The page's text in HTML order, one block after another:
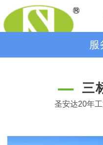
服
三
圣安达20年工